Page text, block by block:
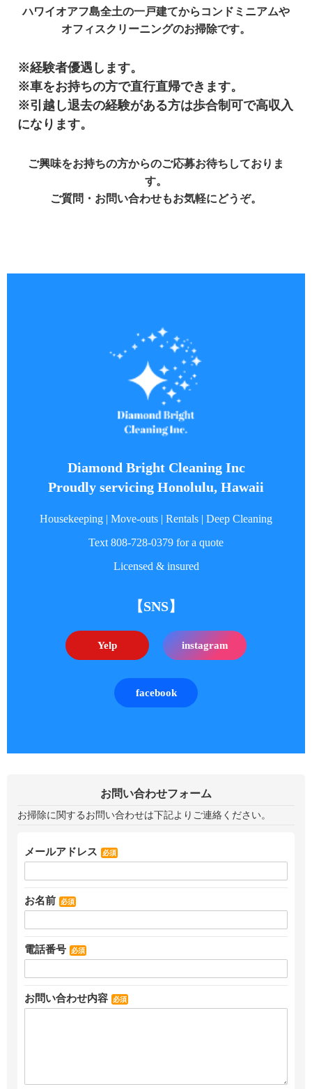
ハワイオアフ島全土の一戸建てからコンドミニアムや
オフィスクリーニングのお掃除です。
※経験者優遇します。
※車をお持ちの方で直行直帰できます。
※引越し退去の経験がある方は歩合制可で高収入
になります。
ご興味をお持ちの方からのご応募お待ちしておりま
す。
ご質問・お問い合わせもお気軽にどうぞ。
Diamond Bright Cleaning Inc
Proudly servicing Honolulu, Hawaii
Housekeeping | Move-outs | Rentals | Deep Cleaning
Text 808-728-0379 for a quote
Licensed & insured
【SNS】
Yelp instagram
facebook
お問い合わせフォーム
お掃除に関するお問い合わせは下記よりご連絡ください。
メールアドレス 必須
お名前 必須
電話番号 必須
お問い合わせ内容 必須